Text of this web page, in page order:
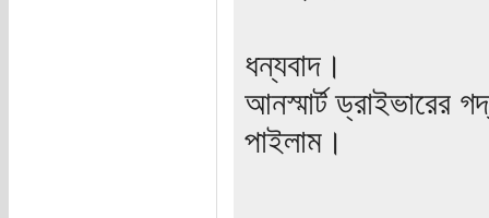
ধন্যবাদ।
আনস্মার্ট ড্রাইভারের
পাইলাম।